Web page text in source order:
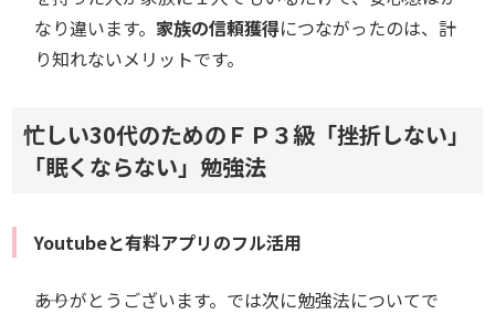
なり違います。 家族の信頼獲得につながったのは、計
り知れないメリットです。
忙しい30代のためのＦＰ３級「挫折しない」
「眠くならない」勉強法
Youtubeと有料アプリのフル活用
――ありがとうございます。では次に勉強法についてで